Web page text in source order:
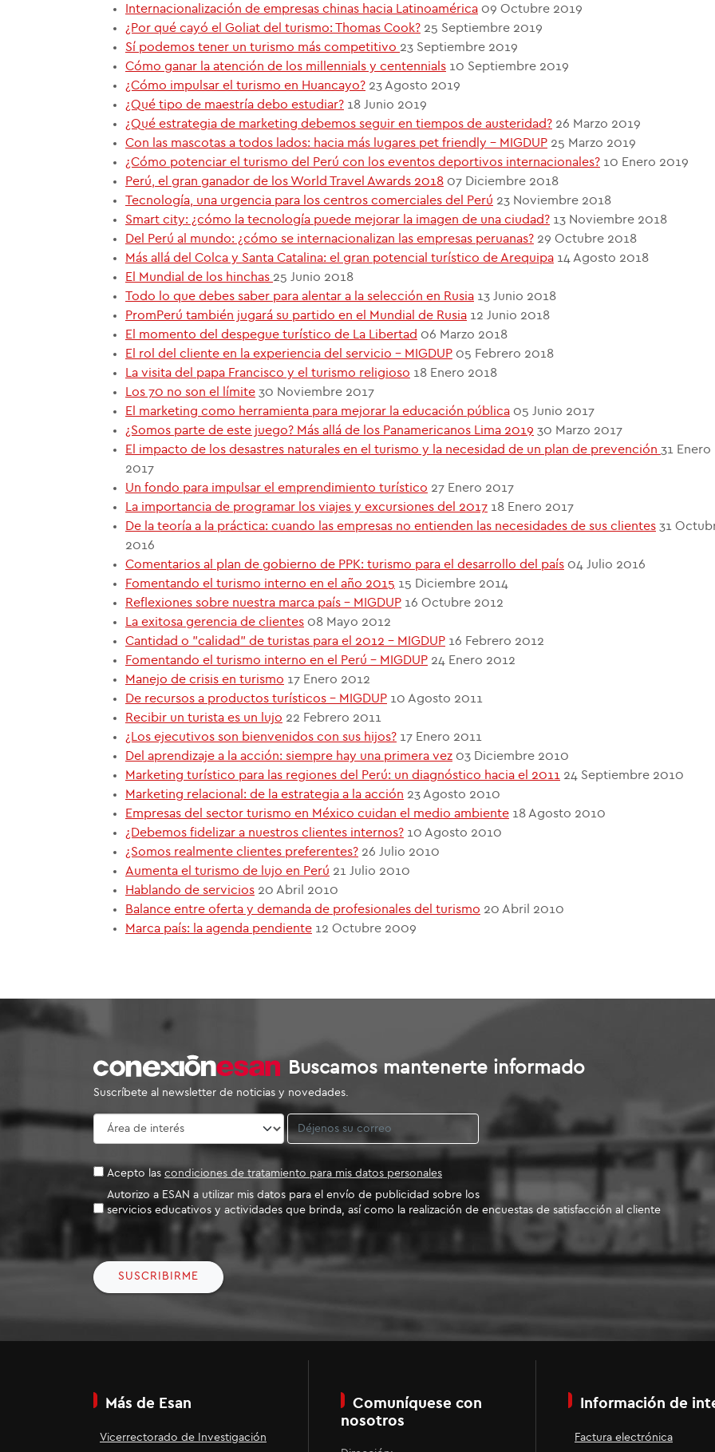
Internacionalización de empresas chinas hacia Latinoamérica 09 Octubre 2019
¿Por qué cayó el Goliat del turismo: Thomas Cook? 25 Septiembre 2019
Sí podemos tener un turismo más competitivo 23 Septiembre 2019
Cómo ganar la atención de los millennials y centennials 10 Septiembre 2019
¿Cómo impulsar el turismo en Huancayo? 23 Agosto 2019
¿Qué tipo de maestría debo estudiar? 18 Junio 2019
¿Qué estrategia de marketing debemos seguir en tiempos de austeridad? 26 Marzo 2019
Con las mascotas a todos lados: hacia más lugares pet friendly - MIGDUP 25 Marzo 2019
¿Cómo potenciar el turismo del Perú con los eventos deportivos internacionales? 10 Enero 2019
Perú, el gran ganador de los World Travel Awards 2018 07 Diciembre 2018
Tecnología, una urgencia para los centros comerciales del Perú 23 Noviembre 2018
Smart city: ¿cómo la tecnología puede mejorar la imagen de una ciudad? 13 Noviembre 2018
Del Perú al mundo: ¿cómo se internacionalizan las empresas peruanas? 29 Octubre 2018
Más allá del Colca y Santa Catalina: el gran potencial turístico de Arequipa 14 Agosto 2018
El Mundial de los hinchas 25 Junio 2018
Todo lo que debes saber para alentar a la selección en Rusia 13 Junio 2018
PromPerú también jugará su partido en el Mundial de Rusia 12 Junio 2018
El momento del despegue turístico de La Libertad 06 Marzo 2018
El rol del cliente en la experiencia del servicio - MIGDUP 05 Febrero 2018
La visita del papa Francisco y el turismo religioso 18 Enero 2018
Los 70 no son el límite 30 Noviembre 2017
El marketing como herramienta para mejorar la educación pública 05 Junio 2017
¿Somos parte de este juego? Más allá de los Panamericanos Lima 2019 30 Marzo 2017
El impacto de los desastres naturales en el turismo y la necesidad de un plan de prevención 31 Enero
2017
Un fondo para impulsar el emprendimiento turístico 27 Enero 2017
La importancia de programar los viajes y excursiones del 2017 18 Enero 2017
De la teoría a la práctica: cuando las empresas no entienden las necesidades de sus clientes 31
2016
Comentarios al plan de gobierno de PPK: turismo para el desarrollo del país 04 Julio 2016
Fomentando el turismo interno en el año 2015 15 Diciembre 2014
Reflexiones sobre nuestra marca país - MIGDUP 16 Octubre 2012
La exitosa gerencia de clientes 08 Mayo 2012
Cantidad o "calidad" de turistas para el 2012 - MIGDUP 16 Febrero 2012
Fomentando el turismo interno en el Perú - MIGDUP 24 Enero 2012
Manejo de crisis en turismo 17 Enero 2012
De recursos a productos turísticos - MIGDUP 10 Agosto 2011
Recibir un turista es un lujo 22 Febrero 2011
¿Los ejecutivos son bienvenidos con sus hijos? 17 Enero 2011
Del aprendizaje a la acción: siempre hay una primera vez 03 Diciembre 2010
Marketing turístico para las regiones del Perú: un diagnóstico hacia el 2011 24 Septiembre 2010
Marketing relacional: de la estrategia a la acción 23 Agosto 2010
Empresas del sector turismo en México cuidan el medio ambiente 18 Agosto 2010
¿Debemos fidelizar a nuestros clientes internos? 10 Agosto 2010
¿Somos realmente clientes preferentes? 26 Julio 2010
Aumenta el turismo de lujo en Perú 21 Julio 2010
Hablando de servicios 20 Abril 2010
Balance entre oferta y demanda de profesionales del turismo 20 Abril 2010
Marca país: la agenda pendiente 12 Octubre 2009
Buscamos mantenerte informado
Suscríbete al newsletter de noticias y novedades.
Acepto las condiciones de tratamiento para mis datos personales
Autorizo a ESAN a utilizar mis datos para el envío de publicidad sobre los
servicios educativos y actividades que brinda, así como la realización de encuestas de satisfacción al cliente
SUSCRIBIRME
Más de Esan
Vicerrectorado de Investigación
Comuníquese con
nosotros
Información de
Factura electrónica